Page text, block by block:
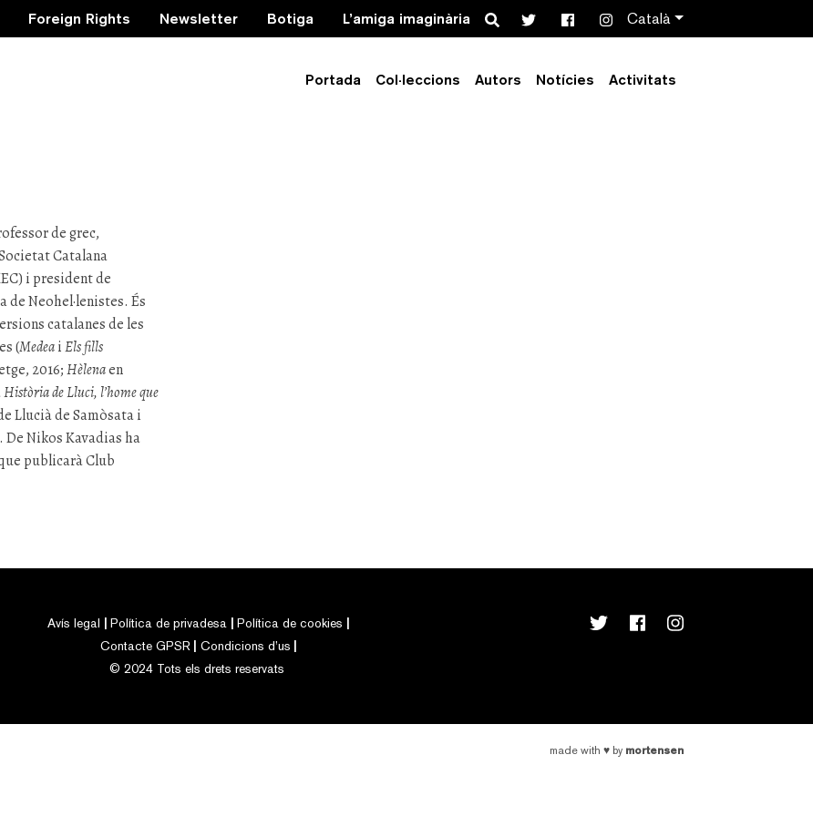
Foreign Rights Newsletter Botiga L’amiga imaginària Search Català
Portada Col·leccions Autors Notícies Activitats
Almirall
de grec,
Catalana
i president de
de Neohel·lenistes. És
catalanes de les
(MedeaiEls fills
2016;Hèlenaen
Història de Lluci, l’home que
Llucià de Samòsata i
De Nikos Kavadias ha
publicarà Club
Avís legal Política de privadesa
Política de cookies
Contacte GPSR
Condicions d’us
© 2024 Tots els drets reservats
made with ♥ by mortensen